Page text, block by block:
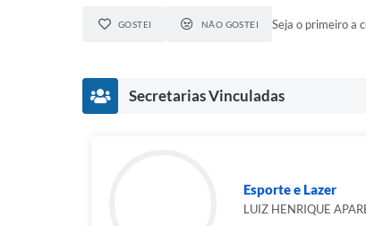
GOSTEI NÃO GOSTEI Seja o primeiro a
Secretarias Vinculadas
Esporte e Lazer
LUIZ HENRIQUE